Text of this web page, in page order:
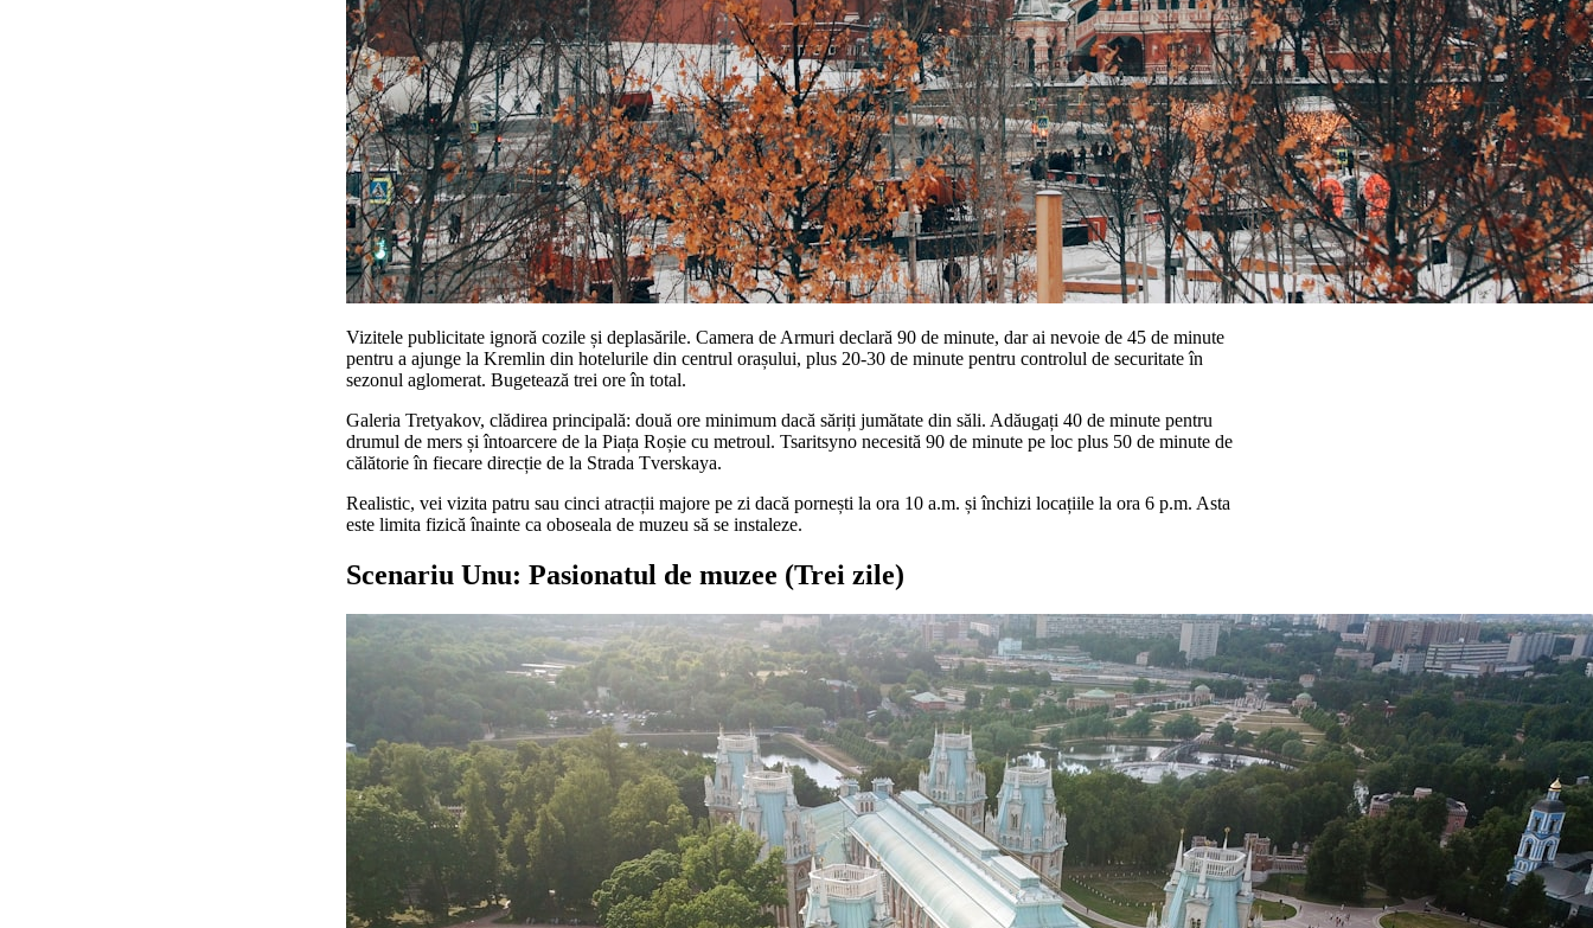
Vizitele publicitate ignoră cozile și deplasările. Camera de Armuri declară 90 de minute, dar ai nevoie de 45 de minute
pentru a ajunge la Kremlin din hotelurile din centrul orașului, plus 20-30 de minute pentru controlul de securitate în
sezonul aglomerat. Bugetează trei ore în total.
Galeria Tretyakov, clădirea principală: două ore minimum dacă săriți jumătate din săli. Adăugați 40 de minute pentru
drumul de mers și întoarcere de la Piața Roșie cu metroul. Tsaritsyno necesită 90 de minute pe loc plus 50 de minute de
călătorie în fiecare direcție de la Strada Tverskaya.
Realistic, vei vizita patru sau cinci atracții majore pe zi dacă pornești la ora 10 a.m. și închizi locațiile la ora 6 p.m. Asta
este limita fizică înainte ca oboseala de muzeu să se instaleze.
Scenariu Unu: Pasionatul de muzee (Trei zile)